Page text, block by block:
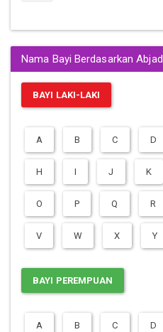
Nama Bayi Berdasarkan Abjad
BAYI LAKI-LAKI
A B C D
H I J K
O P Q R
V W X Y
BAYI PEREMPUAN
A B C D